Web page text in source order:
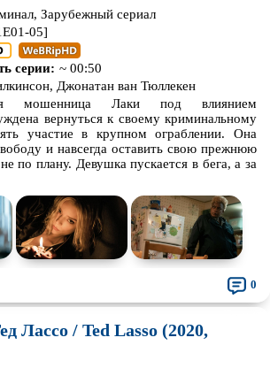
Зарубежный сериал
05]
серии: ~ 00:50
Джонатан ван Тюллекен
мошенница Лаки под влиянием
вернуться к своему криминальному
участие в крупном ограблении. Она
и навсегда оставить свою прежнюю
по плану. Девушка пускается в бега, а за
0
Лассо / Ted Lasso (2020,